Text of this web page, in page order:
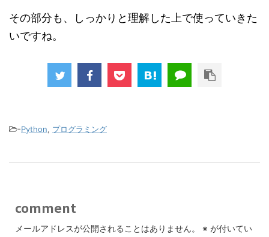
その部分も、しっかりと理解した上で使っていきた
いですね。
-Python, プログラミング
comment
メールアドレスが公開されることはありません。 ※ が付いてい